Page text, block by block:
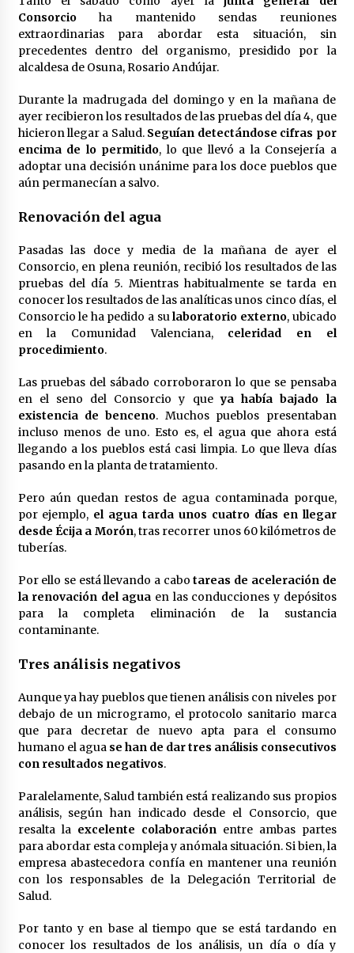
Consorcio ha mantenido sendas reuniones
extraordinarias para abordar esta situación, sin
precedentes dentro del organismo, presidido por la
alcaldesa de Osuna, Rosario Andújar.
Durante la madrugada del domingo y en la mañana de
ayer recibieron los resultados de las pruebas del día 4, que
hicieron llegar a Salud. Seguían detectándose cifras por
encima de lo permitido, lo que llevó a la Consejería a
adoptar una decisión unánime para los doce pueblos que
aún permanecían a salvo.
Renovación del agua
Pasadas las doce y media de la mañana de ayer el
Consorcio, en plena reunión, recibió los resultados de las
pruebas del día 5. Mientras habitualmente se tarda en
conocer los resultados de las analíticas unos cinco días, el
Consorcio le ha pedido a sulaboratorio externo, ubicado
en la Comunidad Valenciana, celeridad en el
procedimiento.
Las pruebas del sábado corroboraron lo que se pensaba
en el seno del Consorcio y queya había bajado la
existencia de benceno. Muchos pueblos presentaban
incluso menos de uno. Esto es, el agua que ahora está
llegando a los pueblos está casi limpia. Lo que lleva días
pasando en la planta de tratamiento.
Pero aún quedan restos de agua contaminada porque,
por ejemplo, el agua tarda unos cuatro días en llegar
desde Écija a Morón, tras recorrer unos 60 kilómetros de
tuberías.
Por ello se está llevando a cabotareas de aceleración de
la renovación del agua en las conducciones y depósitos
para la completa eliminación de la sustancia
contaminante.
Tres análisis negativos
Aunque ya hay pueblos que tienen análisis con niveles por
debajo de un microgramo, el protocolo sanitario marca
que para decretar de nuevo apta para el consumo
humano el agua se han de dar tres análisis consecutivos
con resultados negativos.
Paralelamente, Salud también está realizando sus propios
análisis, según han indicado desde el Consorcio, que
resalta la excelente colaboraciónentre ambas partes
para abordar esta compleja y anómala situación. Si bien, la
empresa abastecedora confía en mantener una reunión
con los responsables de la Delegación Territorial de
Salud.
Por tanto y en base al tiempo que se está tardando en
conocer los resultados de los análisis, un día o día y